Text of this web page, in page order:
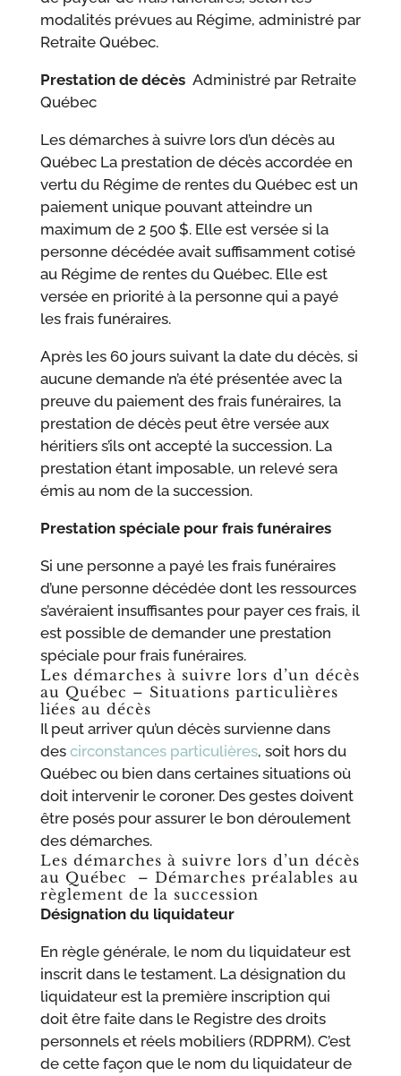
modalités prévues au Régime, administré par
Retraite Québec.
Prestation de décès Administré par Retraite
Québec
Les démarches à suivre lors d’un décès au
Québec La prestation de décès accordée en
vertu du Régime de rentes du Québec est un
paiement unique pouvant atteindre un
maximum de 2 500 $. Elle est versée si la
personne décédée avait suffisamment cotisé
au Régime de rentes du Québec. Elle est
versée en priorité à la personne qui a payé
les frais funéraires.
Après les 60 jours suivant la date du décès, si
aucune demande n’a été présentée avec la
preuve du paiement des frais funéraires, la
prestation de décès peut être versée aux
héritiers s’ils ont accepté la succession. La
prestation étant imposable, un relevé sera
émis au nom de la succession.
Prestation spéciale pour frais funéraires
Si une personne a payé les frais funéraires
d’une personne décédée dont les ressources
s’avéraient insuffisantes pour payer ces frais, il
est possible de demander une prestation
spéciale pour frais funéraires.
Les démarches à suivre lors d’un décès
au Québec – Situations particulières
liées au décès
Il peut arriver qu’un décès survienne dans
des circonstances particulières, soit hors du
Québec ou bien dans certaines situations où
doit intervenir le coroner. Des gestes doivent
être posés pour assurer le bon déroulement
des démarches.
Les démarches à suivre lors d’un décès
au Québec – Démarches préalables au
règlement de la succession
Désignation du liquidateur
En règle générale, le nom du liquidateur est
inscrit dans le testament. La désignation du
liquidateur est la première inscription qui
doit être faite dans le Registre des droits
personnels et réels mobiliers (RDPRM). C’est
de cette façon que le nom du liquidateur de